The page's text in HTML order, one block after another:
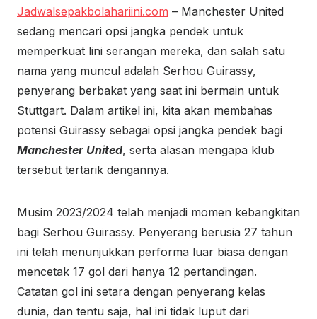
Jadwalsepakbolahariini.com – Manchester United
sedang mencari opsi jangka pendek untuk
memperkuat lini serangan mereka, dan salah satu
nama yang muncul adalah Serhou Guirassy,
penyerang berbakat yang saat ini bermain untuk
Stuttgart. Dalam artikel ini, kita akan membahas
potensi Guirassy sebagai opsi jangka pendek bagi
Manchester United, serta alasan mengapa klub
tersebut tertarik dengannya.
Musim 2023/2024 telah menjadi momen kebangkitan
bagi Serhou Guirassy. Penyerang berusia 27 tahun
ini telah menunjukkan performa luar biasa dengan
mencetak 17 gol dari hanya 12 pertandingan.
Catatan gol ini setara dengan penyerang kelas
dunia, dan tentu saja, hal ini tidak luput dari